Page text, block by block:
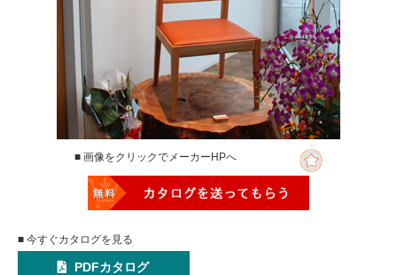
■ 画像をクリックでメーカーHPへ
■ 今すぐカタログを見る
PDFカタログ